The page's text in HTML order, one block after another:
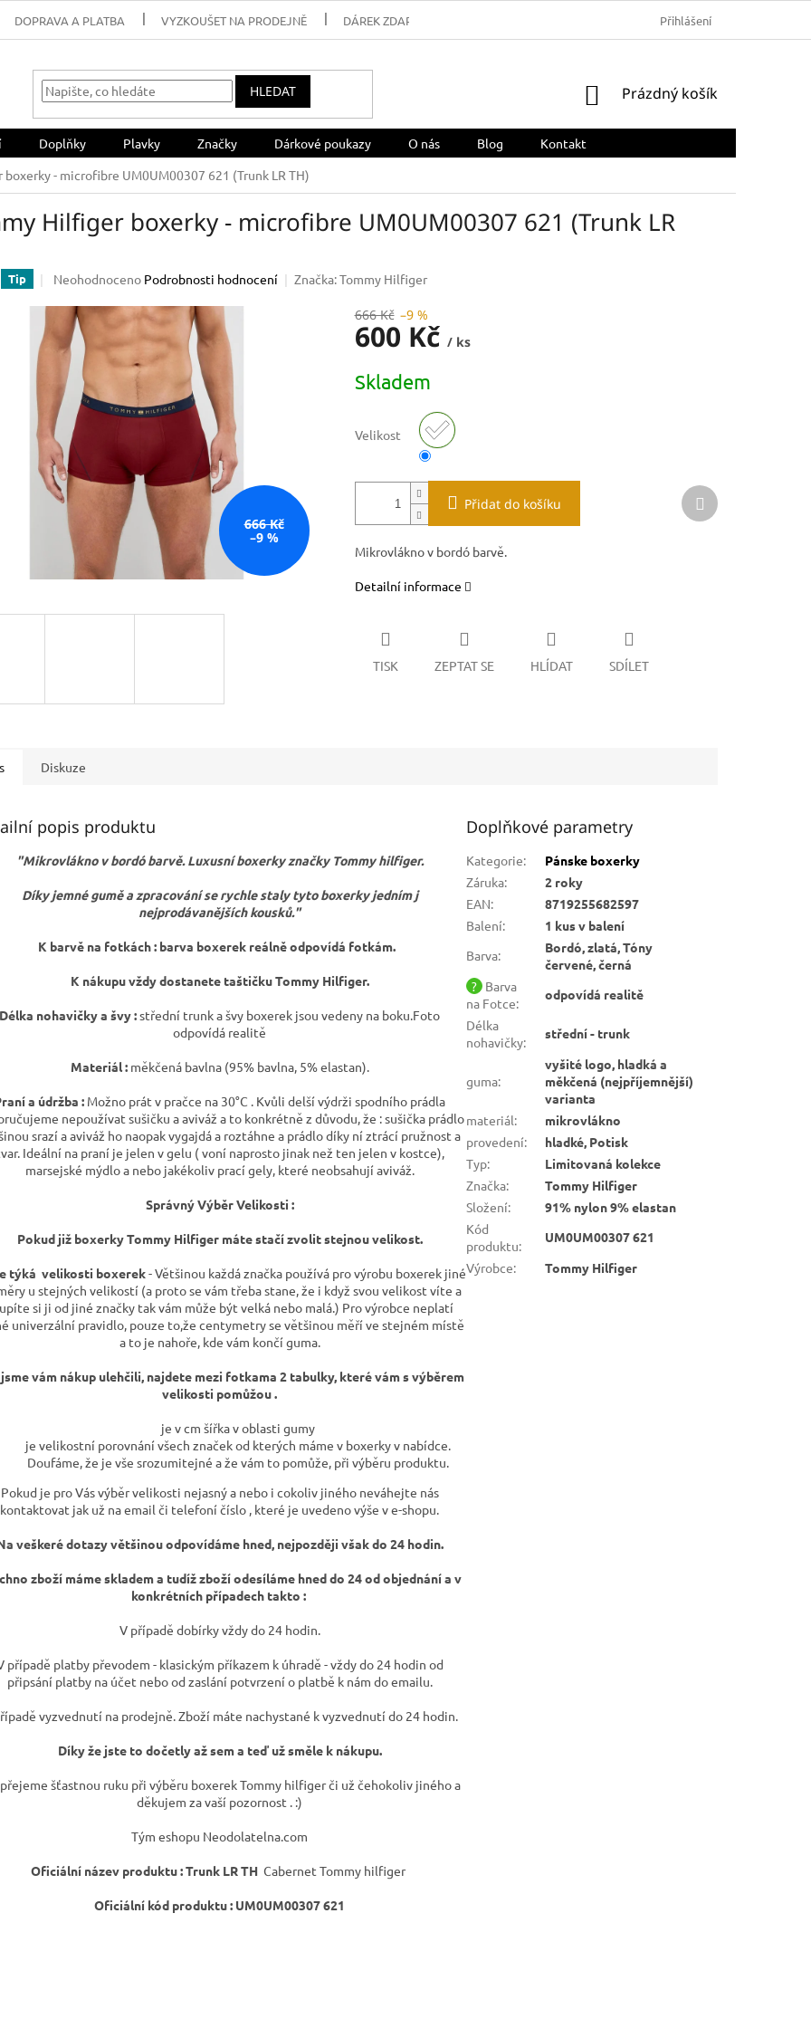
DOPRAVA A PLATBA VYZKOUŠET NA PRODEJNĚ DÁREK ZDARMA REKLAMACE A VRÁCENÍ ZBOŽÍ
Přihlášení
HLEDAT
NÁKUPNÍ
Prázdný košík
Doplňky Plavky Značky Dárkové poukazy O nás Blog
Kontakt
- microfibre UM0UM00307 621 (Trunk LR TH)
Hilfiger boxerky - microfibre UM0UM00307 621 (Trunk LR
Tip
Průměrné
produktu
0,0
hvězdiček.
Neohodnoceno Podrobnosti hodnocení Značka:Tommy Hilfiger
666 Kč
–9 %
666 Kč –9 %
600 Kč / ks
cena:
Skladem
Velikost
Přidat do košíku
Mikrovlákno v bordó barvě.
Detailní informace
TISK ZEPTAT SE HLÍDAT SDÍLET
Další
produkt
Diskuze
popis produktu
"Mikrovlákno v bordó barvě. Luxusní boxerky značky Tommy hilfiger.
Díky jemné gumě a zpracování se rychle staly tyto boxerky jedním j
nejprodávanějších kousků."
K barvě na fotkách : barva boxerek reálně odpovídá fotkám.
K nákupu vždy dostanete taštičku Tommy Hilfiger.
Délka nohavičky a švy :střední trunk a švy boxerek jsou vedeny na boku.Foto
odpovídá realitě
Materiál :měkčená bavlna (95% bavlna, 5% elastan).
a údržba : Možno prát v pračce na 30°C . Kvůli delší výdrži spodního prádla
nepoužívat sušičku a aviváž a to konkrétně z důvodu, že : sušička prádlo
srazí a aviváž ho naopak vygajdá a roztáhne a prádlo díky ní ztrácí pružnost a
Ideální na praní je jelen v gelu ( voní naprosto jinak než ten jelen v kostce),
marsejské mýdlo a nebo jakékoliv prací gely, které neobsahují aviváž.
Správný Výběr Velikosti :
Pokud již boxerky Tommy Hilfiger máte stačí zvolit stejnou velikost.
týká velikosti boxerek- Většinou každá značka používá pro výrobu boxerek jiné
u stejných velikostí (a proto se vám třeba stane, že i když svou velikost víte a
si ji od jiné značky tak vám může být velká nebo malá.) Pro výrobce neplatí
univerzální pravidlo, pouze to,že centymetry se většinou měří ve stejném místě
a to je nahoře, kde vám končí guma.
vám nákup ulehčili, najdete mezi fotkama 2 tabulky, které vám s výběrem
velikosti pomůžou .
je v cm šířka v oblasti gumy
je velikostní porovnání všech značek od kterých máme v boxerky v nabídce.
Doufáme, že je vše srozumitejné a že vám to pomůže, při výběru produktu.
Pokud je pro Vás výběr velikosti nejasný a nebo i cokoliv jiného neváhejte nás
kontaktovat jak už na email či telefoní číslo , které je uvedeno výše v e-shopu.
veškeré dotazy většinou odpovídáme hned, nejpozději však do 24 hodin.
zboží máme skladem a tudíž zboží odesíláme hned do 24 od objednání a v
konkrétních případech takto :
V případě dobírky vždy do 24 hodin.
případě platby převodem - klasickým příkazem k úhradě - vždy do 24 hodin od
připsání platby na účet nebo od zaslání potvrzení o platbě k nám do emailu.
vyzvednutí na prodejně. Zboží máte nachystané k vyzvednutí do 24 hodin.
Díky že jste to dočetly až sem a teď už směle k nákupu.
přejeme šťastnou ruku při výběru boxerek Tommy hilfiger či už čehokoliv jiného a
děkujem za vaší pozornost . :)
Tým eshopu Neodolatelna.com
Oficiální název produktu :Trunk LR TH Cabernet Tommy hilfiger
Oficiální kód produktu : UM0UM00307 621
Doplňkové parametry
Kategorie:
Pánske boxerky
Záruka:
2 roky
EAN:
8719255682597
Balení:
1 kus v balení
Barva:
Bordó, zlatá, Tóny
červené, černá
? Barva
na Fotce:
odpovídá realitě
Délka
nohavičky:
střední - trunk
guma:
vyšité logo, hladká a
měkčená (nejpříjemnější)
varianta
materiál:
mikrovlákno
provedení:
hladké, Potisk
Typ:
Limitovaná kolekce
Značka:
Tommy Hilfiger
Složení:
91% nylon 9% elastan
Kód
produktu:
UM0UM00307 621
Výrobce: Tommy Hilfiger